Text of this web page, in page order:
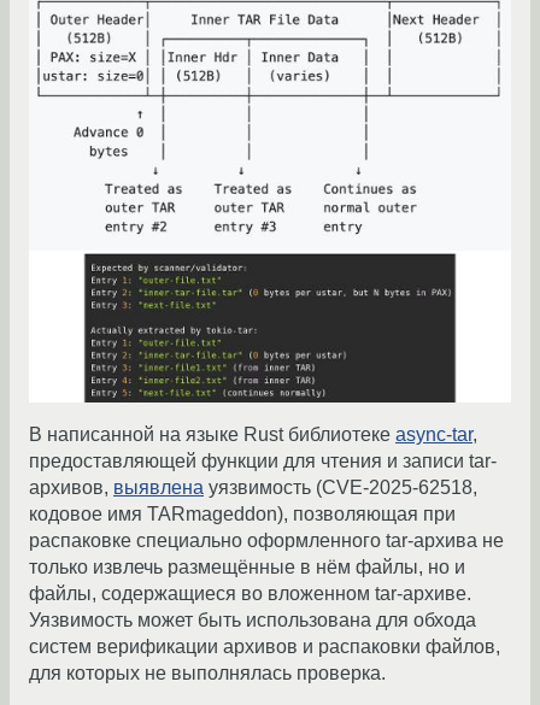
В написанной на языке Rust библиотеке async-tar,
предоставляющей функции для чтения и записи tar-
архивов, выявлена уязвимость (CVE-2025-62518,
кодовое имя TARmageddon), позволяющая при
распаковке специально оформленного tar-архива не
только извлечь размещённые в нём файлы, но и
файлы, содержащиеся во вложенном tar-архиве.
Уязвимость может быть использована для обхода
систем верификации архивов и распаковки файлов,
для которых не выполнялась проверка.